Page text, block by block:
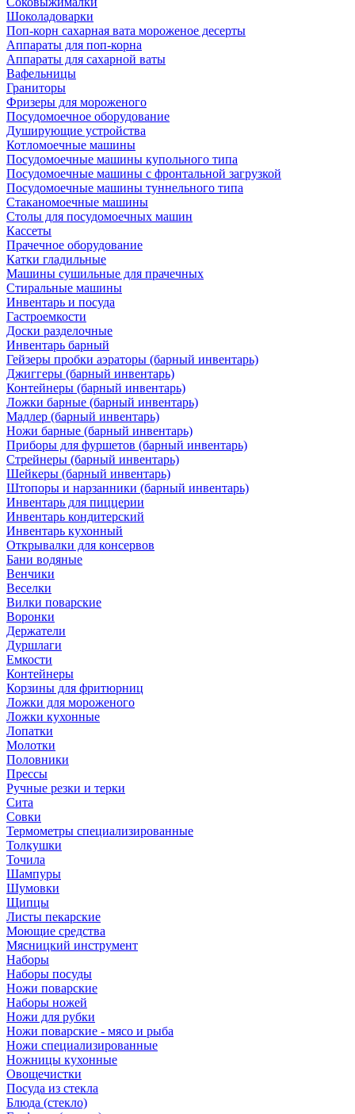
Шоколадоварки
Поп-корн сахарная вата мороженое десерты
Аппараты для поп-корна
Аппараты для сахарной ваты
Вафельницы
Граниторы
Фризеры для мороженого
Посудомоечное оборудование
Душирующие устройства
Котломоечные машины
Посудомоечные машины купольного типа
Посудомоечные машины с фронтальной загрузкой
Посудомоечные машины туннельного типа
Стаканомоечные машины
Столы для посудомоечных машин
Кассеты
Прачечное оборудование
Катки гладильные
Машины сушильные для прачечных
Стиральные машины
Инвентарь и посуда
Гастроемкости
Доски разделочные
Инвентарь барный
Гейзеры пробки аэраторы (барный инвентарь)
Джиггеры (барный инвентарь)
Контейнеры (барный инвентарь)
Ложки барные (барный инвентарь)
Мадлер (барный инвентарь)
Ножи барные (барный инвентарь)
Приборы для фуршетов (барный инвентарь)
Стрейнеры (барный инвентарь)
Шейкеры (барный инвентарь)
Штопоры и нарзанники (барный инвентарь)
Инвентарь для пиццерии
Инвентарь кондитерский
Инвентарь кухонный
Открывалки для консервов
Бани водяные
Венчики
Веселки
Вилки поварские
Воронки
Держатели
Дуршлаги
Емкости
Контейнеры
Корзины для фритюрниц
Ложки для мороженого
Ложки кухонные
Лопатки
Молотки
Половники
Прессы
Ручные резки и терки
Сита
Совки
Термометры специализированные
Толкушки
Точила
Шампуры
Шумовки
Щипцы
Листы пекарские
Моющие средства
Мясницкий инструмент
Наборы
Наборы посуды
Ножи поварские
Наборы ножей
Ножи для рубки
Ножи поварские - мясо и рыба
Ножи специализированные
Ножницы кухонные
Овощечистки
Посуда из стекла
Блюда (стекло)